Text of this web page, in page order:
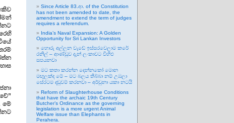
මේ
Since Article 83.ආ. of the Constitution
has not been amended to date, the
amendment to extend the term of judges
requires a referendum.
India’s Naval Expansion: A Golden
Opportunity for Sri Lankan Investors
හොරු අල්ලන වැඩේ ඉස්සරවෙලාම කරේ
රනිල් – ආණ්ඩුව දැන් ලංකාවට විහිළු
සපයනවා
මට කතා කරන්න දෙන්නකෝ මොන
මඟුලක්ද මේ – මට බලය තිබ්බා නම් උඹලා
සේරටම දඬුවම් කරනවා – අර්චුනා යකා නටයි
Reform of Slaughterhouse Conditions
that have the archaic 19th Century
Butcher’s Ordinance as the governing
legislation is a more urgent Animal
Welfare issue than Elephants in
Perahera.